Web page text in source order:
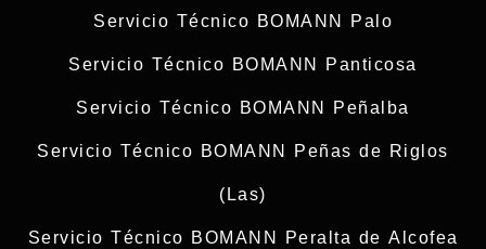
Servicio Técnico BOMANN Palo
Servicio Técnico BOMANN Panticosa
Servicio Técnico BOMANN Peñalba
Servicio Técnico BOMANN Peñas de Riglos
(Las)
Servicio Técnico BOMANN Peralta de Alcofea